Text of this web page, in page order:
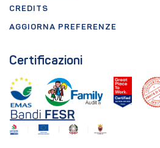
CREDITS
AGGIORNA PREFERENZE
Certificazioni